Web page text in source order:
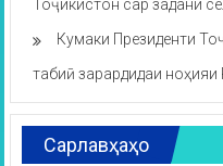
Тоҷикистон сар задани
Кумаки Президенти
табиӣ зарардидаи
Сарлавҳаҳо